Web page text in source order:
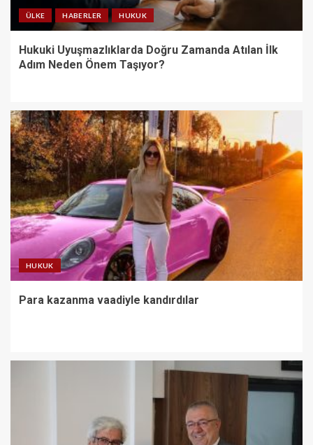
ÜLKE HABERLER HUKUK
Hukuki Uyuşmazlıklarda Doğru Zamanda Atılan İlk
Adım Neden Önem Taşıyor?
HUKUK
Para kazanma vaadiyle kandırdılar